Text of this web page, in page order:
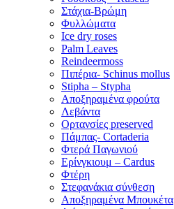
Στάχια-Βρώμη
Φυλλώματα
Ice dry roses
Palm Leaves
Reindeermoss
Πιπέρια- Schinus mollus
Stipha – Stypha
Αποξηραμένα φρούτα
Λεβάντα
Ορτανσίες preserved
Πάμπας- Cortaderia
Φτερά Παγωνιού
Ερίνγκιουμ – Cardus
Φτέρη
Στεφανάκια σύνθεση
Αποξηραμένα Μπουκέτα